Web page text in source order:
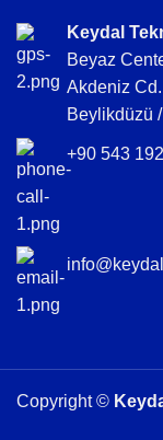
Keydal
Beyaz
Akdeniz
Beylikdüzü
+90 543
Copyright ©